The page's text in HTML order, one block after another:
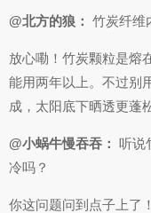
@北方的狼： 竹炭纤维
放心嘞！竹炭颗粒是熔
能用两年以上。不过别
成，太阳底下晒透更蓬
@小蜗牛慢吞吞： 听说
冷吗？
你这问题问到点子上了